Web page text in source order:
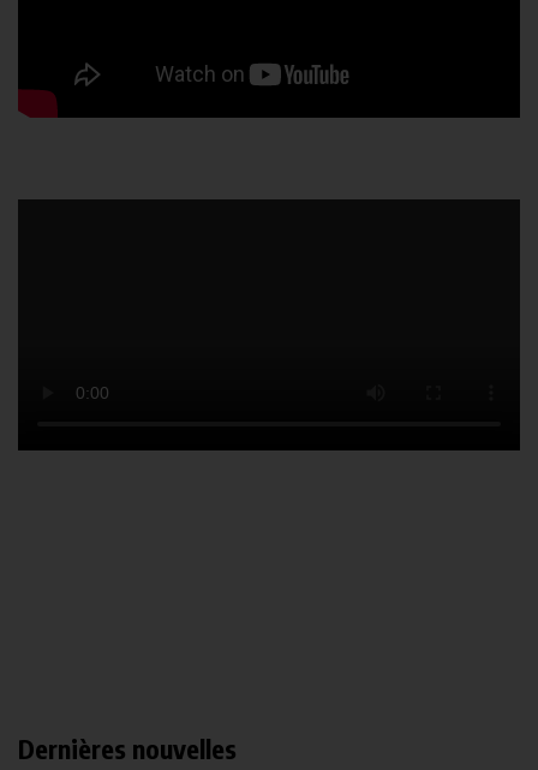
Dernières nouvelles